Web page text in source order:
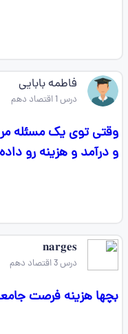
فاطمه بابایی
درس 1 اقتصاد دهم
وقتی توی یک مسئله
و درآمد و هزینه رو
𝐧𝐚𝐫𝐠𝐞𝐬
درس 3 اقتصاد دهم
بچها هزینه فرصت